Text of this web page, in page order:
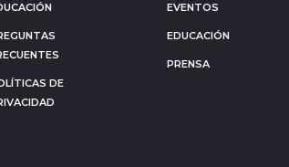
DE
EVENTOS
EDUCACIÓN
PRENSA